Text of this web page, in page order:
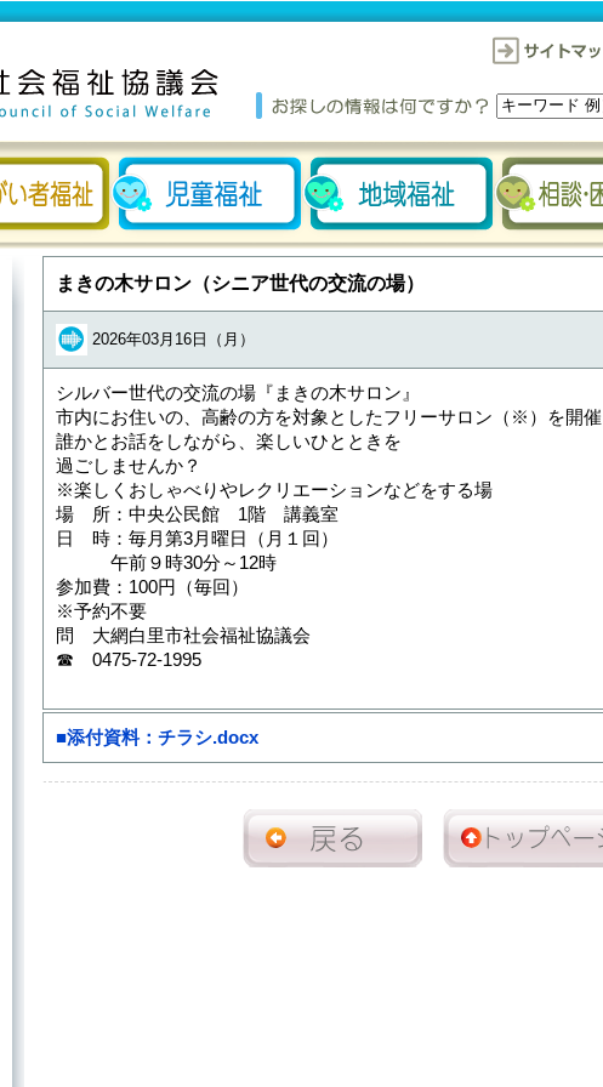
まきの木サロン（シニア世代の交流の場）
2026年03月16日（月）
シルバー世代の交流の場『まきの木サロン』
市内にお住いの、高齢の方を対象としたフリーサロン（※）を開催
誰かとお話をしながら、楽しいひとときを
過ごしませんか？
※楽しくおしゃべりやレクリエーションなどをする場
場 所：中央公民館 1階 講義室
日 時：毎月第3月曜日（月１回）
午前９時30分～12時
参加費：100円（毎回）
※予約不要
問 大網白里市社会福祉協議会
☎ 0475-72-1995
■添付資料：チラシ.docx